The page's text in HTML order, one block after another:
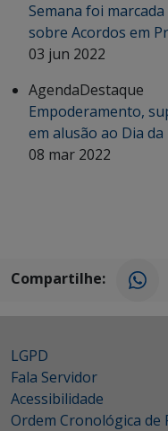
Semana foi
sobre Acordos em
03 jun 2022
AgendaDestaque
Empoderamento,
em alusão ao Dia
08 mar 2022
Compartilhe:
LGPD
Fala Servidor
Acessibilidade
Ordem Cronológica de